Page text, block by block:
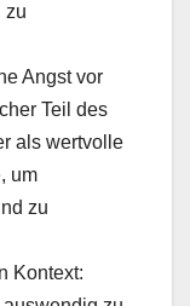
zu
Angst vor
Teil des
als wertvolle
um
zu
Kontext: